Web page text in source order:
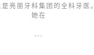
亮丽牙科集团的全科牙医。
她在